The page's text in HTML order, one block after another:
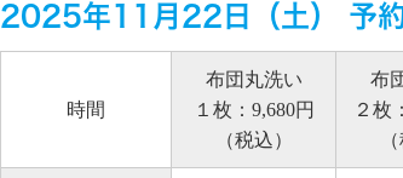
2025年11月22日（土） 予
時間
布団丸洗い
１枚：9,680円
（税込）
布
２枚